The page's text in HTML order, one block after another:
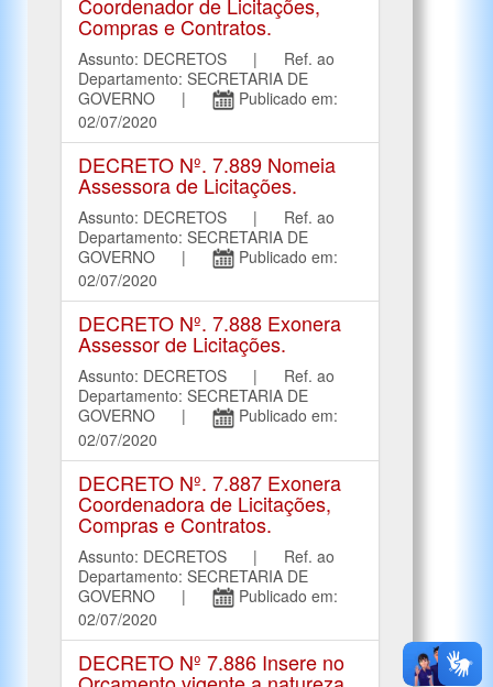
Compras e Contratos.
Assunto: DECRETOS | Ref. ao
Departamento: SECRETARIA DE
GOVERNO |
Publicado em:
02/07/2020
DECRETO Nº. 7.889 Nomeia
Assessora de Licitações.
Assunto: DECRETOS | Ref. ao
Departamento: SECRETARIA DE
GOVERNO |
Publicado em:
02/07/2020
DECRETO Nº. 7.888 Exonera
Assessor de Licitações.
Assunto: DECRETOS | Ref. ao
Departamento: SECRETARIA DE
GOVERNO |
Publicado em:
02/07/2020
DECRETO Nº. 7.887 Exonera
Coordenadora de Licitações,
Compras e Contratos.
Assunto: DECRETOS | Ref. ao
Departamento: SECRETARIA DE
GOVERNO |
Publicado em:
02/07/2020
DECRETO Nº 7.886 Insere no